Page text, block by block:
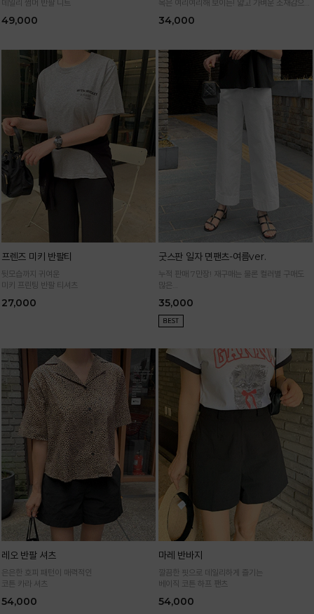
데일리 썸머 반팔 니트
49,000
목은 여리여리해 보이는! 얇고 가벼운 소재감으로
*블랙·주문폭주로 인한 입고지연·순차발송 진행중
34,000
프렌즈 미키 반팔티
뒷모습까지 귀여운
미키 프린팅 반팔 티셔츠
27,000
굿스판 일자 면팬츠-여름ver.
누적 판매 7만장! 재구매는 물론 컬러별 구매도
많은
35,000
레오 반팔 셔츠
은은한 호피 패턴이 매력적인
코튼 카라 셔츠
54,000
마레 반바지
깔끔한 핏으로 데일리하게 즐기는
베이직 코튼 하프 팬츠
54,000